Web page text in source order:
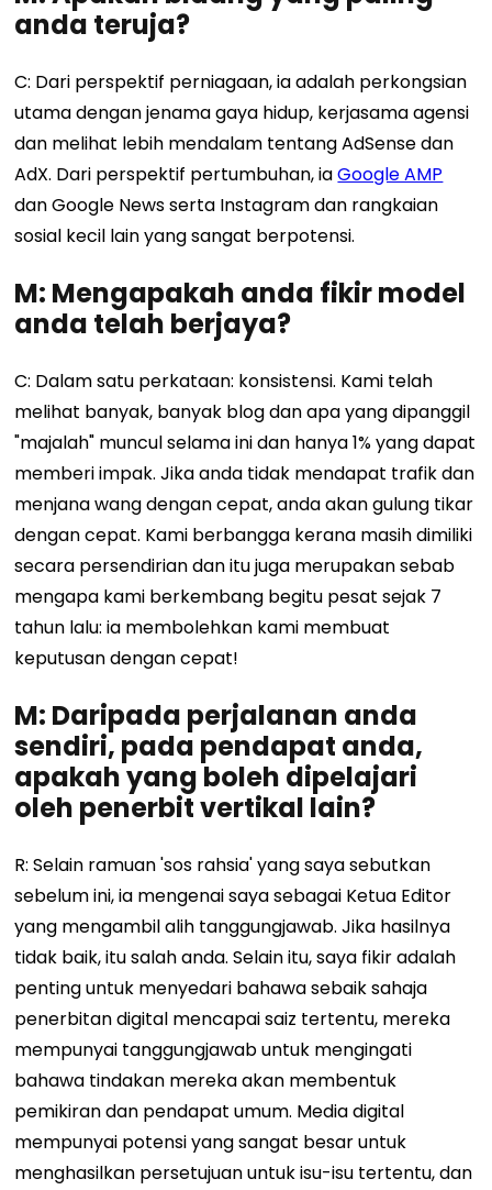
anda teruja?
C: Dari perspektif perniagaan, ia adalah perkongsian
utama dengan jenama gaya hidup, kerjasama agensi
dan melihat lebih mendalam tentang AdSense dan
AdX. Dari perspektif pertumbuhan, iaGoogle AMP
dan Google News serta Instagram dan rangkaian
sosial kecil lain yang sangat berpotensi.
M: Mengapakah anda fikir model
anda telah berjaya?
C: Dalam satu perkataan: konsistensi. Kami telah
melihat banyak, banyak blog dan apa yang dipanggil
"majalah" muncul selama ini dan hanya 1% yang dapat
memberi impak. Jika anda tidak mendapat trafik dan
menjana wang dengan cepat, anda akan gulung tikar
dengan cepat. Kami berbangga kerana masih dimiliki
secara persendirian dan itu juga merupakan sebab
mengapa kami berkembang begitu pesat sejak 7
tahun lalu: ia membolehkan kami membuat
keputusan dengan cepat!
M: Daripada perjalanan anda
sendiri, pada pendapat anda,
apakah yang boleh dipelajari
oleh penerbit vertikal lain?
R: Selain ramuan 'sos rahsia' yang saya sebutkan
sebelum ini, ia mengenai saya sebagai Ketua Editor
yang mengambil alih tanggungjawab. Jika hasilnya
tidak baik, itu salah anda. Selain itu, saya fikir adalah
penting untuk menyedari bahawa sebaik sahaja
penerbitan digital mencapai saiz tertentu, mereka
mempunyai tanggungjawab untuk mengingati
bahawa tindakan mereka akan membentuk
pemikiran dan pendapat umum. Media digital
mempunyai potensi yang sangat besar untuk
menghasilkan persetujuan untuk isu-isu tertentu, dan